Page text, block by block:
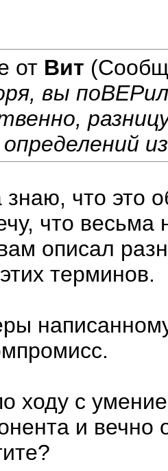
от Вит
вы
что это
что весьма
описал
терминов.
ходу с
и